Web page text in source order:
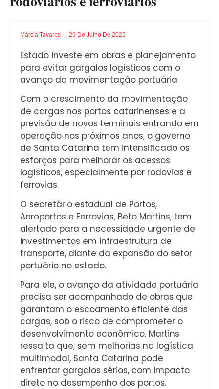
Márcia Tavares 29 De Julho De 2025
Estado investe em obras e planejamento
para evitar gargalos logísticos com o
avanço da movimentação portuária
Com o crescimento da movimentação
de cargas nos portos catarinenses e a
previsão de novos terminais entrando em
operação nos próximos anos, o governo
de Santa Catarina tem intensificado os
esforços para melhorar os acessos
logísticos, especialmente por rodovias e
ferrovias.
O secretário estadual de Portos,
Aeroportos e Ferrovias, Beto Martins, tem
alertado para a necessidade urgente de
investimentos em infraestrutura de
transporte, diante da expansão do setor
portuário no estado.
Para ele, o avanço da atividade portuária
precisa ser acompanhado de obras que
garantam o escoamento eficiente das
cargas, sob o risco de comprometer o
desenvolvimento econômico. Martins
ressalta que, sem melhorias na logística
multimodal, Santa Catarina pode
enfrentar gargalos sérios, com impacto
direto no desempenho dos portos.